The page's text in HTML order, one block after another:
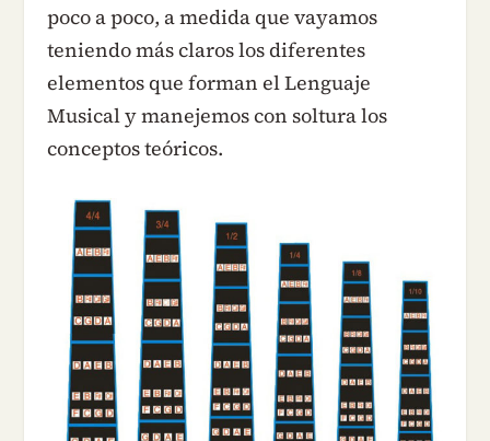
poco a poco, a medida que vayamos
teniendo más claros los diferentes
elementos que forman el Lenguaje
Musical y manejemos con soltura los
conceptos teóricos.